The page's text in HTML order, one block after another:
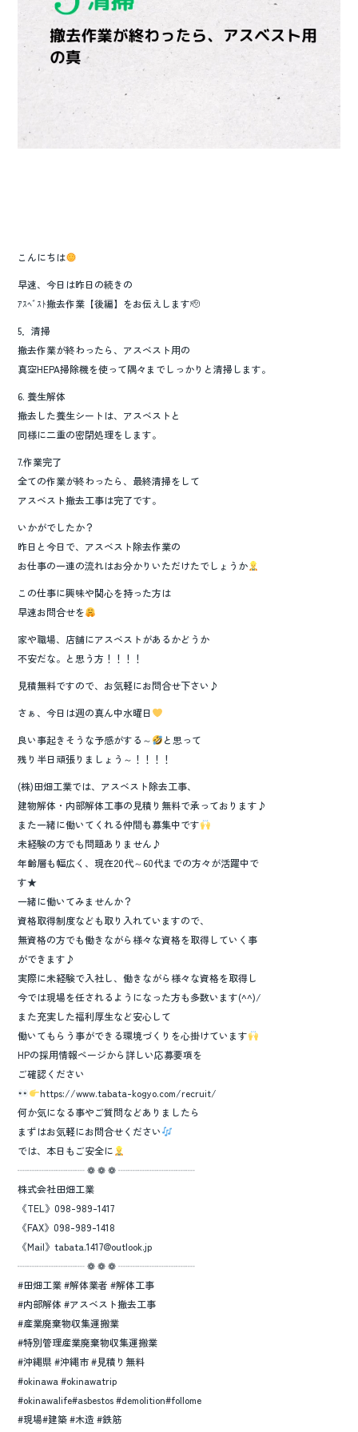
こんにちは
早速、今日は昨日の続きの
ｱｽﾍﾞｽﾄ撤去作業【後編】をお伝えします🫡
5．清掃
撤去作業が終わったら、アスベスト用の
真空HEPA掃除機を使って隅々までしっかりと清掃します。
6. 養生解体
撤去した養生シートは、アスベストと
同様に二重の密閉処理をします。
7.作業完了
全ての作業が終わったら、最終清掃をして
アスベスト撤去工事は完了です。
いかがでしたか？
昨日と今日で、アスベスト除去作業の
お仕事の一連の流れはお分かりいただけたでしょうか
この仕事に興味や関心を持った方は
早速お問合せを
家や職場、店舗にアスベストがあるかどうか
不安だな。と思う方！！！！
見積無料ですので、お気軽にお問合せ下さい♪
さぁ、今日は週の真ん中水曜日
良い事起きそうな予感がする～
と思って
残り半日頑張りましょう～！！！！
(株)田畑工業では、アスベスト除去工事、
建物解体・内部解体工事の見積り無料で承っております♪
また一緒に働いてくれる仲間も募集中です
未経験の方でも問題ありません♪
年齢層も幅広く、現在20代～60代までの方々が活躍中で
す★
一緒に働いてみませんか？
資格取得制度なども取り入れていますので、
無資格の方でも働きながら様々な資格を取得していく事
ができます♪
実際に未経験で入社し、働きながら様々な資格を取得し
今では現場を任されるようになった方も多数います(^^)/
また充実した福利厚生など安心して
働いてもらう事ができる環境づくりを心掛けています
HPの採用情報ページから詳しい応募要項を
ご確認ください
https://www.tabata-kogyo.com/recruit/
何か気になる事やご質問などありましたら
まずはお気軽にお問合せください
では、本日もご安全に
┈┈┈┈┈┈┈ ❁ ❁ ❁ ┈┈┈┈┈┈┈┈
株式会社田畑工業
《TEL》098-989-1417
《FAX》098-989-1418
《Mail》tabata.1417@outlook.jp
┈┈┈┈┈┈┈ ❁ ❁ ❁ ┈┈┈┈┈┈┈┈
#田畑工業 #解体業者 #解体工事
#内部解体 #アスベスト撤去工事
#産業廃棄物収集運搬業
#特別管理産業廃棄物収集運搬業
#沖縄県 #沖縄市 #見積り無料
#okinawa #okinawatrip
#okinawalife#asbestos #demolition#follome
#現場#建築 #木造 #鉄筋